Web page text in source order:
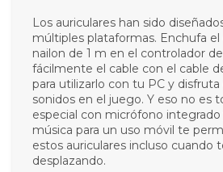
Los auriculares han sido
múltiples plataformas. Enchufa
nailon de 1 m en el controlador
fácilmente el cable con el cable
para utilizarlo con tu PC y
sonidos en el juego. Y eso no es
especial con micrófono
música para un uso móvil te
estos auriculares incluso cuando
desplazando.